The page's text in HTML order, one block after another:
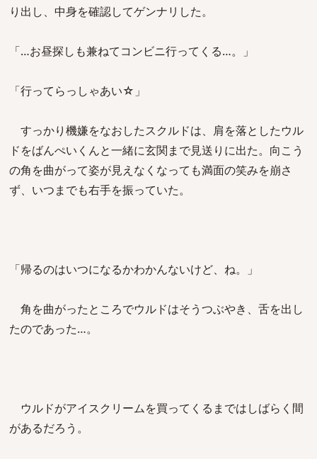
り出し、中身を確認してゲンナリした。
「…お昼探しも兼ねてコンビニ行ってくる…。」
「行ってらっしゃあい☆」
すっかり機嫌をなおしたスクルドは、肩を落としたウル
ドをばんぺいくんと一緒に玄関まで見送りに出た。向こう
の角を曲がって姿が見えなくなっても満面の笑みを崩さ
ず、いつまでも右手を振っていた。
「帰るのはいつになるかわかんないけど、ね。」
角を曲がったところでウルドはそうつぶやき、舌を出し
たのであった…。
ウルドがアイスクリームを買ってくるまではしばらく間
があるだろう。